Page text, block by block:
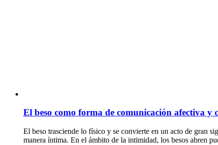
El beso como forma de comunicación afectiva y
El beso trasciende lo físico y se convierte en un acto de gran
manera íntima. En el ámbito de la intimidad, los besos abren